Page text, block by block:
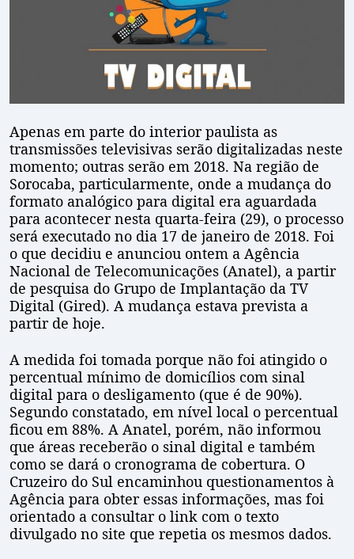
Apenas em parte do interior paulista as
transmissões televisivas serão digitalizadas neste
momento; outras serão em 2018. Na região de
Sorocaba, particularmente, onde a mudança do
formato analógico para digital era aguardada
para acontecer nesta quarta-feira (29), o processo
será executado no dia 17 de janeiro de 2018. Foi
o que decidiu e anunciou ontem a Agência
Nacional de Telecomunicações (Anatel), a partir
de pesquisa do Grupo de Implantação da TV
Digital (Gired). A mudança estava prevista a
partir de hoje.
A medida foi tomada porque não foi atingido o
percentual mínimo de domicílios com sinal
digital para o desligamento (que é de 90%).
Segundo constatado, em nível local o percentual
ficou em 88%. A Anatel, porém, não informou
que áreas receberão o sinal digital e também
como se dará o cronograma de cobertura. O
Cruzeiro do Sul encaminhou questionamentos à
Agência para obter essas informações, mas foi
orientado a consultar o link com o texto
divulgado no site que repetia os mesmos dados.